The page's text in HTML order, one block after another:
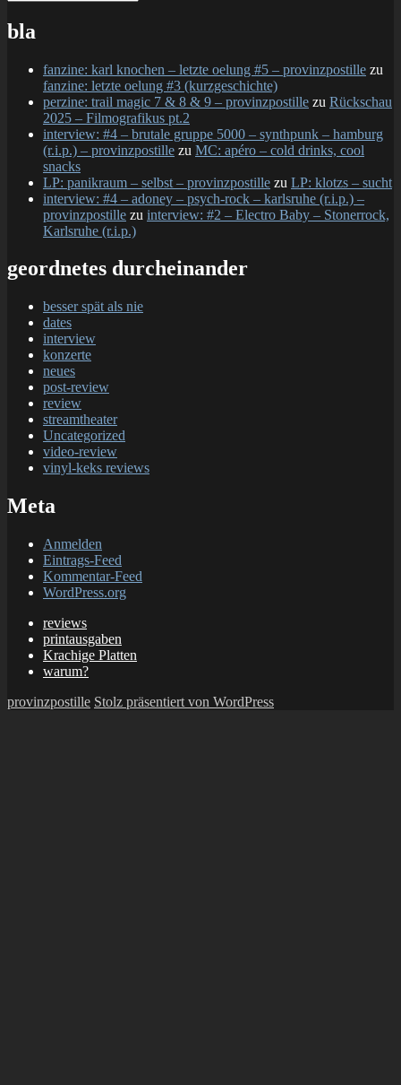
bla
fanzine: karl knochen – letzte oelung #5 – provinzpostille zu
fanzine: letzte oelung #3 (kurzgeschichte)
perzine: trail magic 7 & 8 & 9 – provinzpostille zu Rückschau
2025 – Filmografikus pt.2
interview: #4 – brutale gruppe 5000 – synthpunk – hamburg
(r.i.p.) – provinzpostille zu MC: apéro – cold drinks, cool
snacks
LP: panikraum – selbst – provinzpostille zu LP: klotzs – sucht
interview: #4 – adoney – psych-rock – karlsruhe (r.i.p.) –
provinzpostille zu interview: #2 – Electro Baby – Stonerrock,
Karlsruhe (r.i.p.)
geordnetes durcheinander
besser spät als nie
dates
interview
konzerte
neues
post-review
review
streamtheater
Uncategorized
video-review
vinyl-keks reviews
Meta
Anmelden
Eintrags-Feed
Kommentar-Feed
WordPress.org
reviews
printausgaben
Krachige Platten
warum?
provinzpostille Stolz präsentiert von WordPress